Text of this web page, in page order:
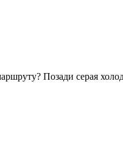
Позади серая